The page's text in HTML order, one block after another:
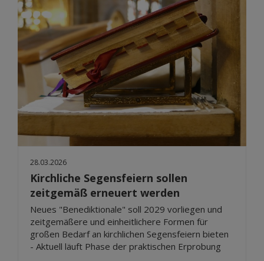
28.03.2026
Kirchliche Segensfeiern sollen
zeitgemäß erneuert werden
Neues "Benediktionale" soll 2029 vorliegen und
zeitgemäßere und einheitlichere Formen für
großen Bedarf an kirchlichen Segensfeiern bieten
- Aktuell läuft Phase der praktischen Erprobung